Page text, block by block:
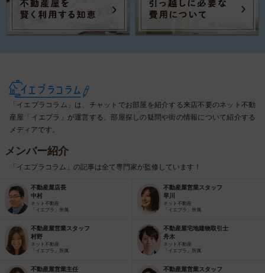
「イエプラコラム」は、チャットでお部屋を紹介する来店不要のネット不動
産屋「イエプラ」が運営する、部屋探しの疑問や街の情報について紹介する
メディアです。
メンバー紹介
「イエプラコラム」の記事は全て専門家が監修しています！
不動産屋店長
中村
ネット不動産
「イエプラ」所属
不動産屋営業スタッフ
早川
ネット不動産
「イエプラ」所属
不動産屋営業スタッフ
村野
ネット不動産
「イエプラ」所属
不動産屋宅地建物取引士
舟木
ネット不動産
「イエプラ」所属
不動産屋営業主任
不動産屋営業スタッフ